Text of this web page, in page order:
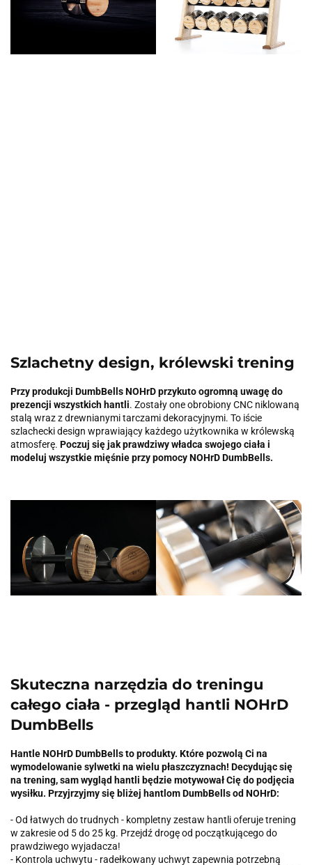
Szlachetny design, królewski trening
Przy produkcji DumbBells NOHrD przykuto ogromną uwagę do
prezencji wszystkich hantli. Zostały one obrobiony CNC niklowaną
stalą wraz z drewnianymi tarczami dekoracyjnymi. To iście
szlachecki design wprawiający każdego użytkownika w królewską
atmosferę. Poczuj się jak prawdziwy władca swojego ciała i
modeluj wszystkie mięśnie przy pomocy NOHrD DumbBells.
Skuteczna narzędzia do treningu
całego ciała - przegląd hantli NOHrD
DumbBells
Hantle NOHrD DumbBells to produkty. Które pozwolą Ci na
wymodelowanie sylwetki na wielu płaszczyznach! Decydując się
na trening, sam wygląd hantli będzie motywował Cię do podjęcia
wysiłku. Przyjrzyjmy się bliżej hantlom DumbBells od NOHrD:
- Od łatwych do trudnych - kompletny zestaw hantli oferuje trening
w zakresie od 5 do 25 kg. Przejdź drogę od początkującego do
prawdziwego wyjadacza!
- Kontrola uchwytu - radełkowany uchwyt zapewnia potrzebną